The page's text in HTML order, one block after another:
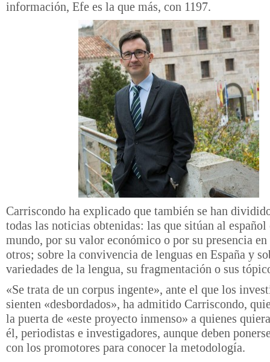
información, Efe es la que más, con 1197.
Carriscondo ha explicado que también se han
todas las noticias obtenidas: las que sitúan al español
mundo, por su valor económico o por su presencia
otros; sobre la convivencia de lenguas en España y
variedades de la lengua, su fragmentación o sus
«Se trata de un corpus ingente», ante el que los
sienten «desbordados», ha admitido Carriscondo,
la puerta de «este proyecto inmenso» a quienes
él, periodistas e investigadores, aunque deben
con los promotores para conocer la metodología.